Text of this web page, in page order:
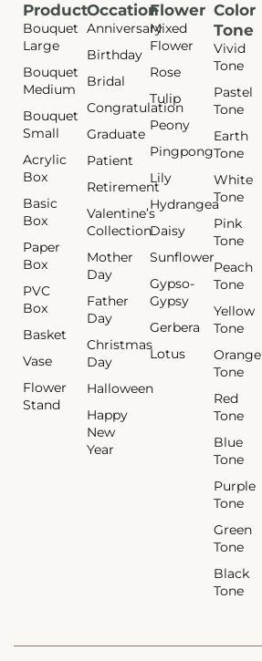
Product
Bouquet
Large
Bouquet
Medium
Bouquet
Small
Acrylic
Box
Basic
Box
Paper
Box
PVC
Box
Basket
Vase
Flower
Stand
Occation
Anniversary
Birthday
Bridal
Congratulation
Graduate
Patient
Retirement
Valentine’s
Collection
Mother
Day
Father
Day
Christmas
Day
Halloween
Happy
New
Year
Flower
Mixed
Flower
Rose
Tulip
Peony
Pingpong
Lily
Hydrangea
Daisy
Sunflower
Gypso-
Gypsy
Gerbera
Lotus
Color
Tone
Vivid
Tone
Pastel
Tone
Earth
Tone
White
Tone
Pink
Tone
Peach
Tone
Yellow
Tone
Orange
Tone
Red
Tone
Blue
Tone
Purple
Tone
Green
Tone
Black
Tone